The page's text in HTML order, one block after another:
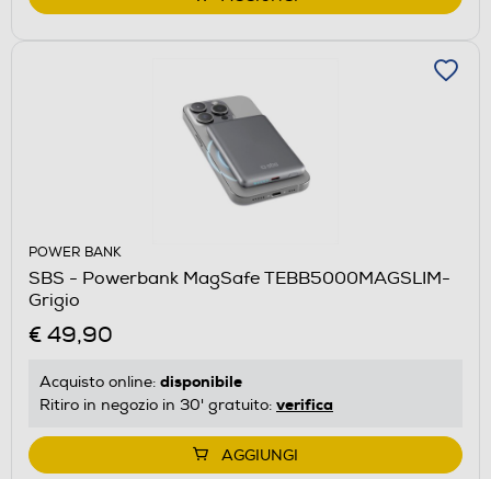
POWER BANK
SBS - Powerbank MagSafe TEBB5000MAGSLIM-
Grigio
€ 49,90
Acquisto online: disponibile
Ritiro in negozio in 30' gratuito: verifica
AGGIUNGI